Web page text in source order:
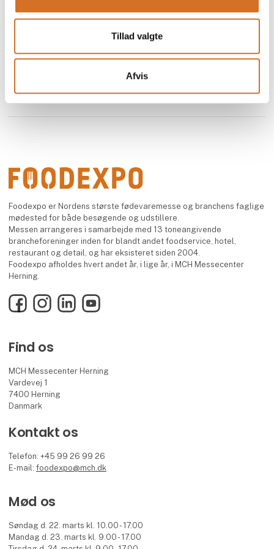
Tillad valgte
Afvis
deltagere. Du kan også møde Team Foodexpo og få
Foodexpo er Nordens største fødevaremesse og branchens faglige
mødested for både besøgende og udstillere.
Messen arrangeres i samarbejde med 13 toneangivende
brancheforeninger inden for blandt andet foodservice, hotel,
restaurant og detail, og har eksisteret siden 2004.
Foodexpo afholdes hvert andet år, i lige år, i MCH Messecenter
Herning.
FacebookInstagramLinkedInYouTube
Find os
MCH Messecenter Herning
Vardevej 1
7400 Herning
Danmark
Kontakt os
Telefon: +45 99 26 99 26
E-mail:foodexpo@mch.dk
Mød os
Søndag d. 22. marts kl. 10.00 - 17.00
Mandag d. 23. marts kl. 9.00 - 17.00